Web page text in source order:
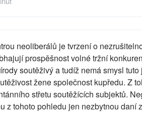
neoliberálů je tvrzení o
prospěšnost volné tržní
soutěživý a tudíž nemá smysl
žene společnost kupředu. Z
střetu soutěžících subjektů.
z tohoto pohledu jen nezbytnou daní